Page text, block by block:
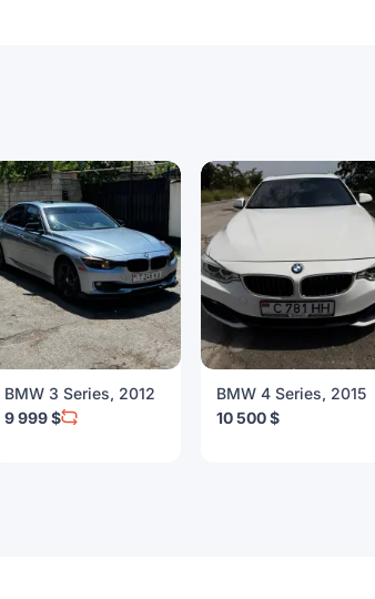
BMW 3 Series, 2012
9 999 $
BMW 4 Series, 2015
10 500 $